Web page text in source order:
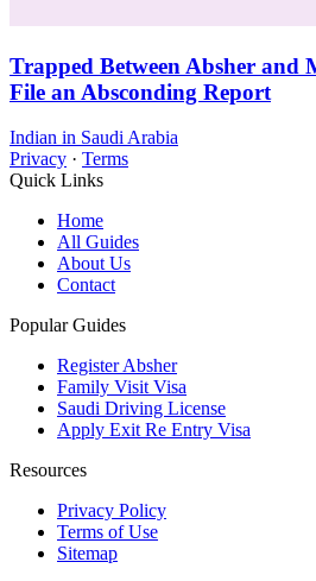
Trapped Between Absher and
File an Absconding Report
Indian in Saudi Arabia
Privacy · Terms
Quick Links
Home
All Guides
About Us
Contact
Popular Guides
Register Absher
Family Visit Visa
Saudi Driving License
Apply Exit Re Entry Visa
Resources
Privacy Policy
Terms of Use
Sitemap